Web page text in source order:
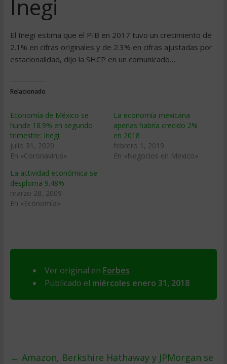
Inegi
El Inegi estima que el PIB en 2017 tuvo un crecimiento de
2.1% en cifras originales y de 2.3% en cifras ajustadas por
estacionalidad, dijo la SHCP en un comunicado…
Relacionado
Economía de México se
hunde 18.9% en segundo
trimestre: Inegi
julio 31, 2020
En «Coronavirus»
La economía mexicana
apenas habría crecido 2%
en 2018
febrero 1, 2019
En «Negocios en Mexico»
La actividad económica se
desploma 9.48%
marzo 28, 2009
En «Economía»
Ver original en Forbes
Publicado el miércoles enero 31, 2018
← Amazon, Berkshire Hathaway y JPMorgan se